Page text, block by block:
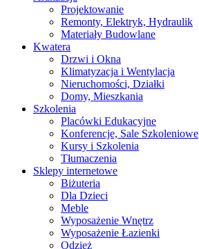
Projektowanie
Remonty, Elektryk, Hydraulik
Materiały Budowlane
Kwatera
Drzwi i Okna
Klimatyzacja i Wentylacja
Nieruchomości, Działki
Domy, Mieszkania
Szkolenia
Placówki Edukacyjne
Konferencje, Sale Szkoleniowe
Kursy i Szkolenia
Tłumaczenia
Sklepy internetowe
Biżuteria
Dla Dzieci
Meble
Wyposażenie Wnętrz
Wyposażenie Łazienki
Odzież